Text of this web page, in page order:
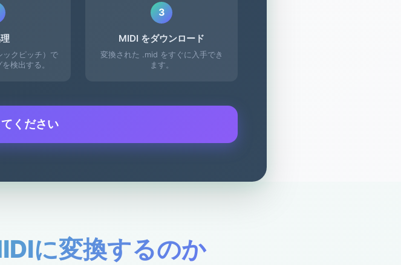
クピッチ）で
検出する。
3
MIDI をダウンロード
変換された .mid をすぐに入手でき
ます。
ください
に変換するのか